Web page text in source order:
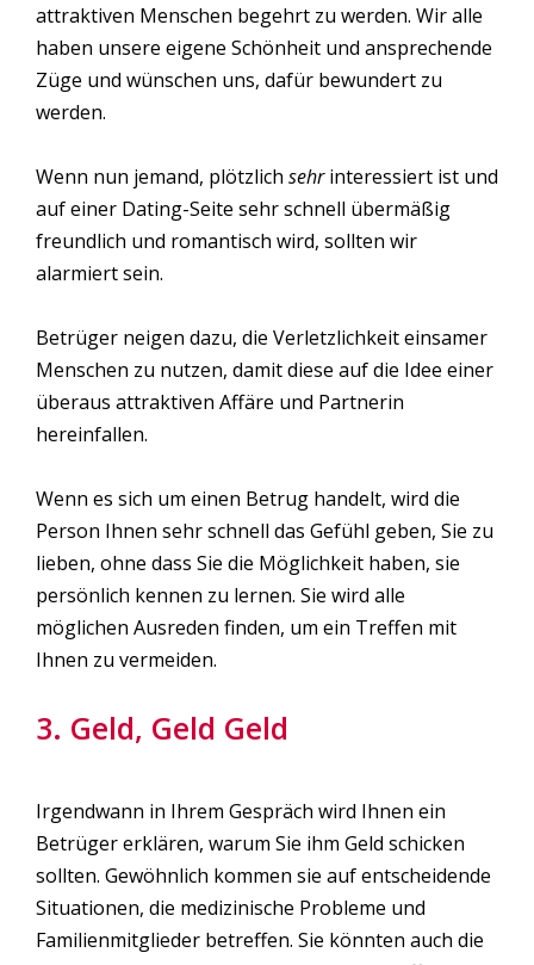
attraktiven Menschen begehrt zu werden. Wir alle
haben unsere eigene Schönheit und ansprechende
Züge und wünschen uns, dafür bewundert zu
werden.
Wenn nun jemand, plötzlich sehrinteressiert ist und
auf einer Dating-Seite sehr schnell übermäßig
freundlich und romantisch wird, sollten wir
alarmiert sein.
Betrüger neigen dazu, die Verletzlichkeit einsamer
Menschen zu nutzen, damit diese auf die Idee einer
überaus attraktiven Affäre und Partnerin
hereinfallen.
Wenn es sich um einen Betrug handelt, wird die
Person Ihnen sehr schnell das Gefühl geben, Sie zu
lieben, ohne dass Sie die Möglichkeit haben, sie
persönlich kennen zu lernen. Sie wird alle
möglichen Ausreden finden, um ein Treffen mit
Ihnen zu vermeiden.
3. Geld, Geld Geld
Irgendwann in Ihrem Gespräch wird Ihnen ein
Betrüger erklären, warum Sie ihm Geld schicken
sollten. Gewöhnlich kommen sie auf entscheidende
Situationen, die medizinische Probleme und
Familienmitglieder betreffen. Sie könnten auch die